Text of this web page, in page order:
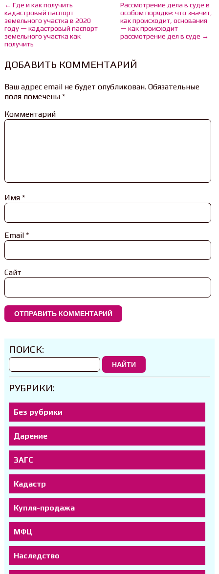
← Где и как получить
кадастровый паспорт
земельного участка в 2020
году — кадастровый паспорт
земельного участка как
получить
Рассмотрение дела в суде в
особом порядке: что значит,
как происходит, основания
— как происходит
рассмотрение дел в суде →
ДОБАВИТЬ КОММЕНТАРИЙ
Ваш адрес email не будет опубликован.Обязательные
поля помечены *
Комментарий
Имя *
Email *
Сайт
ПОИСК:
НАЙТИ
РУБРИКИ:
Без рубрики
Дарение
ЗАГС
Кадастр
Купля-продажа
МФЦ
Наследство